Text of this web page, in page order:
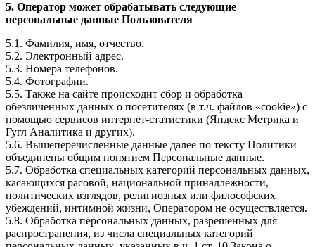
5. Оператор может обрабатывать следующие
персональные данные Пользователя
5.1. Фамилия, имя, отчество.
5.2. Электронный адрес.
5.3. Номера телефонов.
5.4. Фотографии.
5.5. Также на сайте происходит сбор и обработка
обезличенных данных о посетителях (в т.ч. файлов «cookie») с
помощью сервисов интернет-статистики (Яндекс Метрика и
Гугл Аналитика и других).
5.6. Вышеперечисленные данные далее по тексту Политики
объединены общим понятием Персональные данные.
5.7. Обработка специальных категорий персональных данных,
касающихся расовой, национальной принадлежности,
политических взглядов, религиозных или философских
убеждений, интимной жизни, Оператором не осуществляется.
5.8. Обработка персональных данных, разрешенных для
распространения, из числа специальных категорий